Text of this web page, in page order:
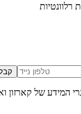
רלוונטיות
המידע של קארזון